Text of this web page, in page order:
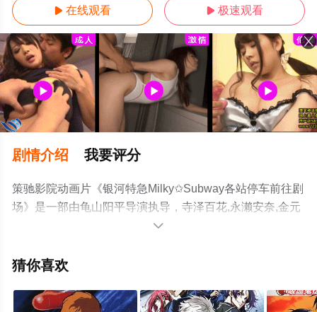
 在线观看  极速观看
剧情介绍 我要评分
策驰影院动画片《银河特急Milky✩Subway各站停车前往剧
场》是一部由龟山阳平导演执导，寺泽百花,永濑安奈,金元
寿子,小市真琴,内山昂辉,山谷祥生,小松未可子,藤原由林等
版电影大全就上策驰电影网，更多相关信息可移步至豆瓣

猜你喜欢